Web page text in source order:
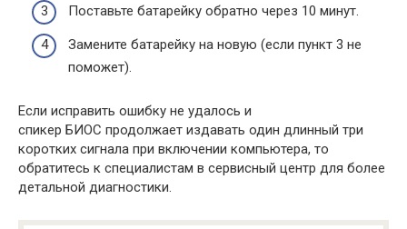
Поставьте батарейку обратно через 10 минут.
Замените батарейку на новую (если пункт 3 не
поможет).
Если исправить ошибку не удалось и
спикер БИОС продолжает издавать один длинный три
коротких сигнала при включении компьютера, то
обратитесь к специалистам в сервисный центр для более
детальной диагностики.